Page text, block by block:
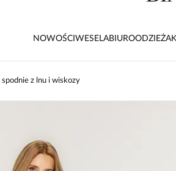
NOWOŚCI WESELABIUROODZIEŻ
spodnie z lnu i wiskozy